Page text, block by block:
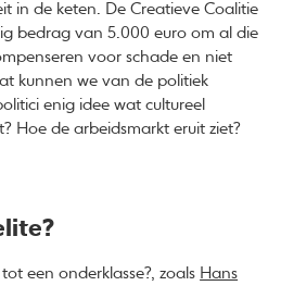
in de keten. De Creatieve Coalitie
bedrag van 5.000 euro om al die
voor schade en niet
kunnen we van de politiek
enig idee wat cultureel
Hoe de arbeidsmarkt eruit ziet?
een onderklasse?, zoals Hans